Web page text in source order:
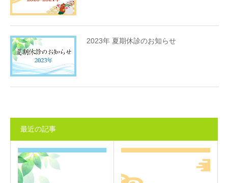
2023年 夏期休診のお知らせ
最近の記事